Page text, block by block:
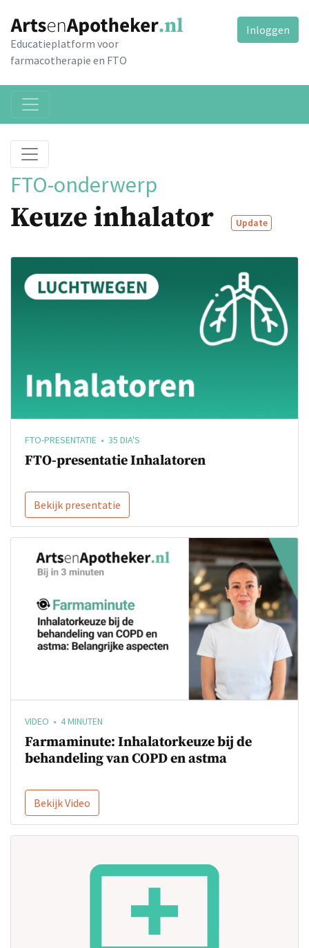
Educatieplatform voor
farmacotherapie en FTO
Inloggen
FTO-onderwerp
Keuze inhalator Update
FTO-PRESENTATIE • 35 DIA'S
FTO-presentatie Inhalatoren
Bekijk presentatie
VIDEO • 4 MINUTEN
Farmaminute: Inhalatorkeuze bij de
behandeling van COPD en astma
Bekijk Video